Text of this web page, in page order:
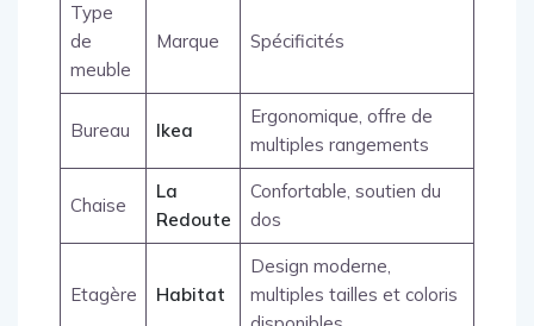
Type
de
meuble
Marque Spécificités
Bureau Ikea
Ergonomique, offre de
multiples rangements
Chaise
La
Redoute
Confortable, soutien du
dos
Etagère Habitat
Design moderne,
multiples tailles et coloris